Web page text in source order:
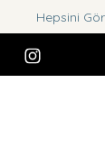
Hepsini Gör